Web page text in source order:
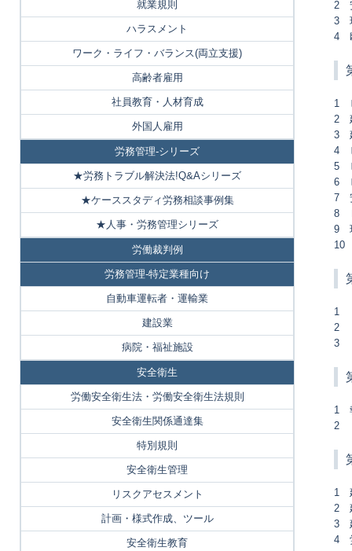
2
3
4
1
2
3
4
5
6
7
8
9
10
1
2
3
1
2
1
2
3
4
就業規則
ハラスメント
ワーク・ライフ・バランス(両立支援)
高齢者雇用
社員教育・人材育成
外国人雇用
労務管理-シリーズ
★労務トラブル解決法!Q&Aシリーズ
★ケーススタディ労務相談事例集
★人事・労務管理シリーズ
労働裁判例
労務管理-特定業種向け
自動車運転者・運輸業
建設業
病院・福祉施設
安全衛生
労働安全衛生法・労働安全衛生法規則
安全衛生関係通達集
特別規則
安全衛生管理
リスクアセスメント
計画・様式作成、ツール
安全衛生教育